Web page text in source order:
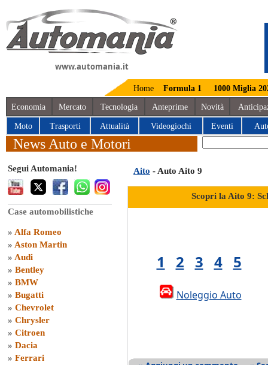
www.automania.it
Home Formula 1 1000 Miglia
Economia Mercato Tecnologia Anteprime Novità
Moto Trasporti Attualità Videogiochi Eventi
News Auto e Motori
Segui Automania!
Case automobilistiche
» Alfa Romeo
» Aston Martin
» Audi
» Bentley
» BMW
» Bugatti
» Chevrolet
» Chrysler
» Citroen
» Dacia
» Ferrari
Aito - Auto Aito 9
Scopri la Aito 9:
1 2 3 4 5
Noleggio Auto